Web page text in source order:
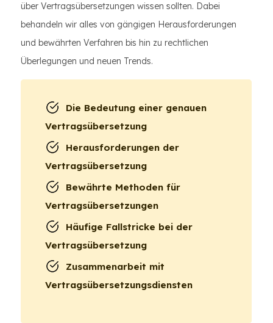
über Vertragsübersetzungen wissen sollten. Dabei
behandeln wir alles von gängigen Herausforderungen
und bewährten Verfahren bis hin zu rechtlichen
Überlegungen und neuen Trends.
Die Bedeutung einer genauen
Vertragsübersetzung
Herausforderungen der
Vertragsübersetzung
Bewährte Methoden für
Vertragsübersetzungen
Häufige Fallstricke bei der
Vertragsübersetzung
Zusammenarbeit mit
Vertragsübersetzungsdiensten